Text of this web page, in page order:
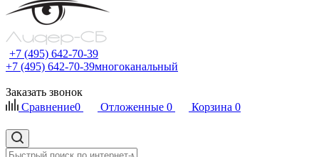
+7 (495) 642-70-39
+7 (495) 642-70-39многоканальный
Заказать звонок
Сравнение0 Отложенные 0 Корзина 0